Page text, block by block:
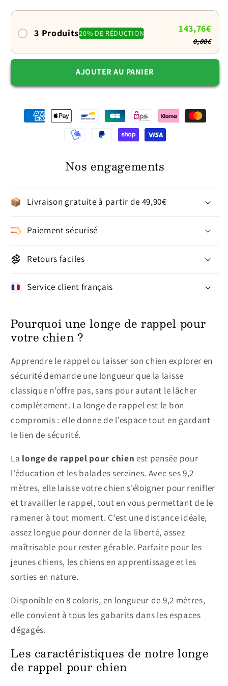
:
liberté
sous
contrôle
:
liberté
sous
contrôle
3 Produits20% DE RÉDUCTION 143,76€
0,00€
AJOUTER AU PANIER
Nos engagements
Livraison gratuite à partir de 49,90€
Paiement sécurisé
Retours faciles
Service client français
Pourquoi une longe de rappel pour
votre chien ?
Apprendre le rappel ou laisser son chien explorer en
sécurité demande une longueur que la laisse
classique n'offre pas, sans pour autant le lâcher
complètement. La longe de rappel est le bon
compromis : elle donne de l'espace tout en gardant
le lien de sécurité.
La longe de rappel pour chien est pensée pour
l'éducation et les balades sereines. Avec ses 9,2
mètres, elle laisse votre chien s'éloigner pour renifler
et travailler le rappel, tout en vous permettant de le
ramener à tout moment. C'est une distance idéale,
assez longue pour donner de la liberté, assez
maîtrisable pour rester gérable. Parfaite pour les
jeunes chiens, les chiens en apprentissage et les
sorties en nature.
Disponible en 8 coloris, en longueur de 9,2 mètres,
elle convient à tous les gabarits dans les espaces
dégagés.
Les caractéristiques de notre longe
de rappel pour chien